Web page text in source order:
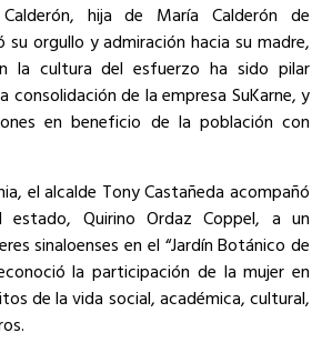
hija de María Calderón de
orgullo y admiración hacia su madre,
la cultura del esfuerzo ha sido pilar
consolidación de la empresa SuKarne, y
en beneficio de la población con
el alcalde Tony Castañeda acompañó
estado, Quirino Ordaz Coppel, a un
sinaloenses en el “Jardín Botánico de
la participación de la mujer en
de la vida social, académica, cultural,